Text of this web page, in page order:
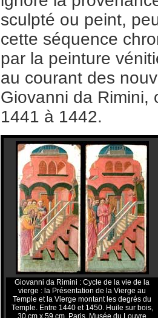
sculpté ou peint,
cette séquence
par la peinture
au courant des
Giovanni da Rimini,
1441 à 1442.
Giovanni da Rimini : Cycle de la vie de la
vierge : la Présentation de la Vierge au
Temple et la Vierge montant les degrés du
Temple. Entre 1440 et 1450. Huile sur bois,
30 cm x 59 cm. Paris, Musée du Louvre